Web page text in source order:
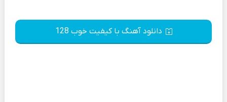
دانلود آهنگ با کیفیت خوب 128